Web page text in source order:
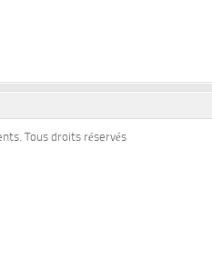
Tous droits réservés